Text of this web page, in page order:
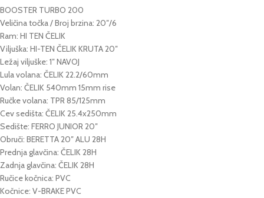
BOOSTER TURBO 200
Veličina točka / Broj brzina: 20″/6
Ram: HI TEN ČELIK
Viljuška: HI-TEN ČELIK KRUTA 20″
Ležaj viljuške: 1″ NAVOJ
Lula volana: ČELIK 22.2/60mm
Volan: ČELIK 540mm 15mm rise
Ručke volana: TPR 85/125mm
Cev sedišta: ČELIK 25.4x250mm
Sedište: FERRO JUNIOR 20″
Obruči: BERETTA 20″ ALU 28H
Prednja glavčina: ČELIK 28H
Zadnja glavčina: ČELIK 28H
Ručice kočnica: PVC
Kočnice: V-BRAKE PVC